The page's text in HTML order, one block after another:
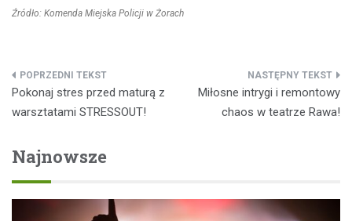
Źródło: Komenda Miejska Policji w Żorach
Nawigacja
wpisu
Pokonaj stres przed maturą z
warsztatami STRESSOUT!
Miłosne intrygi i remontowy
chaos w teatrze Rawa!
Najnowsze